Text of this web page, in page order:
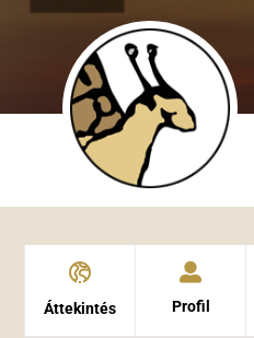
Áttekintés Profil